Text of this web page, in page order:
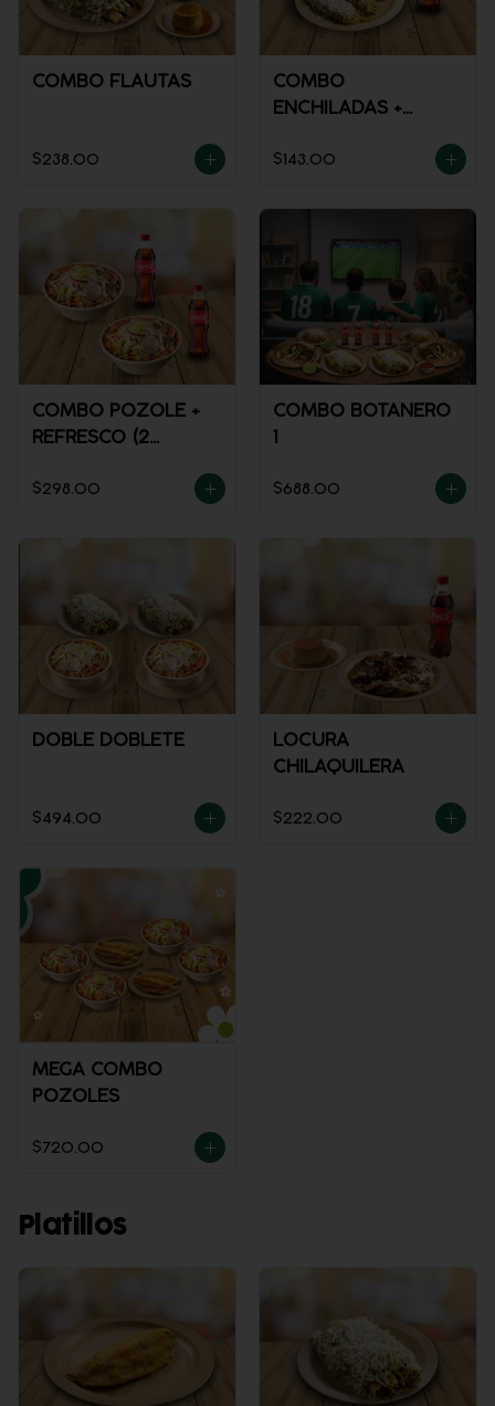
COMBO FLAUTAS
$238.00
COMBO
ENCHILADAS +
$143.00
COMBO POZOLE +
REFRESCO (2
$298.00
COMBO BOTANERO
1
$688.00
DOBLE DOBLETE
$494.00
LOCURA
CHILAQUILERA
$222.00
MEGA COMBO
POZOLES
$720.00
Platillos